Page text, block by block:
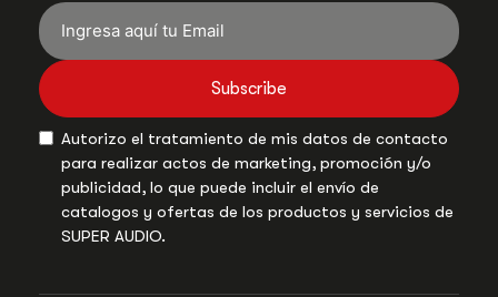
Subscribe
Autorizo el tratamiento de mis datos de contacto
para realizar actos de marketing, promoción y/o
publicidad, lo que puede incluir el envío de
catalogos y ofertas de los productos y servicios de
SUPER AUDIO.